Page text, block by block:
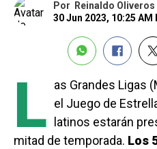
Por
Reinaldo Oliveros
30 Jun 2023, 10:25 AM
L as Grandes Ligas
el Juego de
latinos estarán
mitad de temporada. Los